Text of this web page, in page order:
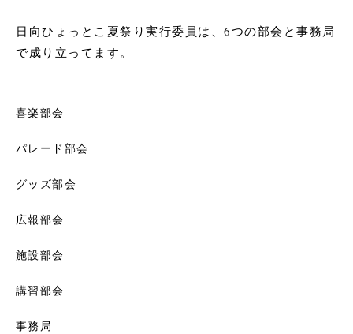
日向ひょっとこ夏祭り実行委員は、6つの部会と事務局
で成り立ってます。
喜楽部会
パレード部会
グッズ部会
広報部会
施設部会
講習部会
事務局